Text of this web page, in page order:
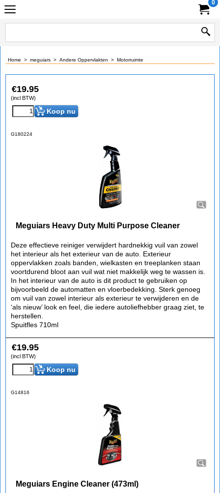
0
Home > meguiars > Andere Oppervlakten > Motorruimte
€19.95
(incl BTW)
Koop nu
G180224
Meguiars Heavy Duty Multi Purpose Cleaner
Deze effectieve reiniger verwijdert hardnekkig vuil van zowel
het interieur als het exterieur van de auto. Exterieur
oppervlakken zoals banden, wielkasten en treeplanken staan
voortdurend bloot aan vuil wat niet makkelijk weg te wassen is.
In het interieur van de auto is dit product te gebruiken op
bijvoorbeeld de automatten en vloerbedekking. Sterk genoeg
om vuil van zowel interieur als exterieur te verwijderen en de
‘als nieuw’ look en feel, die iedere autoliefhebber graag ziet, te
herstellen.
Spuitfles 710ml
€19.95
(incl BTW)
Koop nu
G14816
Meguiars Engine Cleaner (473ml)